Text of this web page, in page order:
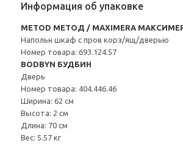
Информация об упаковке
METOD МЕТОД / MAXIMERA
Напольн шкаф с пров корз/ящ/дверью
Номер товара: 693.124.57
BODBYN БУДБИН
Дверь
Номер товара: 404.446.46
Ширина: 62 см
Высота: 2 см
Длина: 70 см
Вес: 5.57 кг